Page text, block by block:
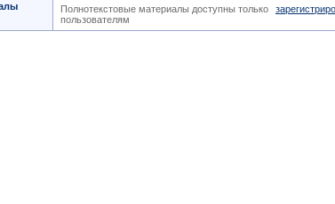
Полнотекстовые материалы доступны только
пользователям